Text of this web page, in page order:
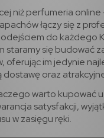
niż perfumeria online
łączy się z
do każdego
staramy się budować
oferując im jedynie
dostawę oraz
warto kupować u
satysfakcji,
w zasięgu ręki.